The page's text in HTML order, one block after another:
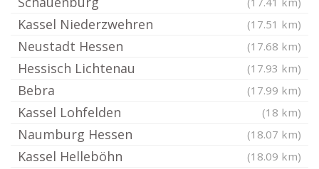
Kassel Niederzwehren (17.51 km)
Neustadt Hessen (17.68 km)
Hessisch Lichtenau (17.93 km)
Bebra (17.99 km)
Kassel Lohfelden (18 km)
Naumburg Hessen (18.07 km)
Kassel Helleböhn (18.09 km)